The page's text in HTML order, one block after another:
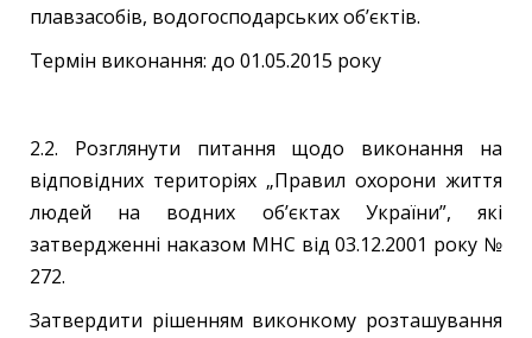
плавзасобів, водогосподарських об’єктів.
Термін виконання: до 01.05.2015 року
2.2. Розглянути питання щодо виконання на
відповідних територіях „Правил охорони життя
людей на водних об’єктах України”, які
затвердженні наказом МНС від 03.12.2001 року №
272.
Затвердити рішенням виконкому розташування